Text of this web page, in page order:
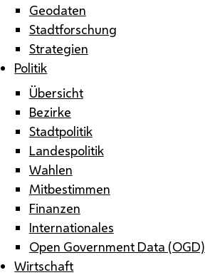
Geodaten
Stadtforschung
Strategien
Politik
Übersicht
Bezirke
Stadtpolitik
Landespolitik
Wahlen
Mitbestimmen
Finanzen
Internationales
Open Government Data (OGD)
Wirtschaft